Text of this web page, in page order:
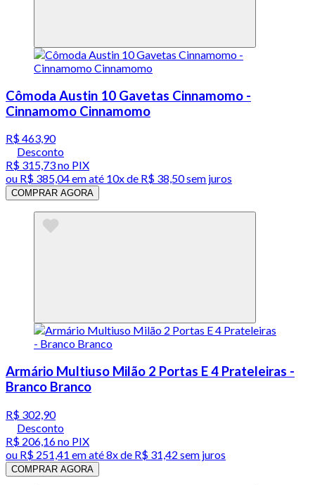
Cômoda Austin 10 Gavetas Cinnamomo -
Cinnamomo Cinnamomo
R$ 463,90
Desconto
R$ 315,73no PIX
ou R$ 385,04em até 10x de R$ 38,50 sem juros
COMPRAR AGORA
Armário Multiuso Milão 2 Portas E 4 Prateleiras -
Branco Branco
R$ 302,90
Desconto
R$ 206,16no PIX
ou R$ 251,41 em até8x de R$ 31,42 sem juros
COMPRAR AGORA